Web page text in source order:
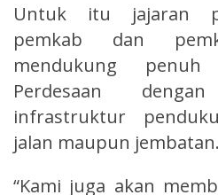
Untuk itu jajaran
pemkab dan
mendukung
Perdesaan
infrastruktur
jalan maupun jembatan.
“Kami juga akan